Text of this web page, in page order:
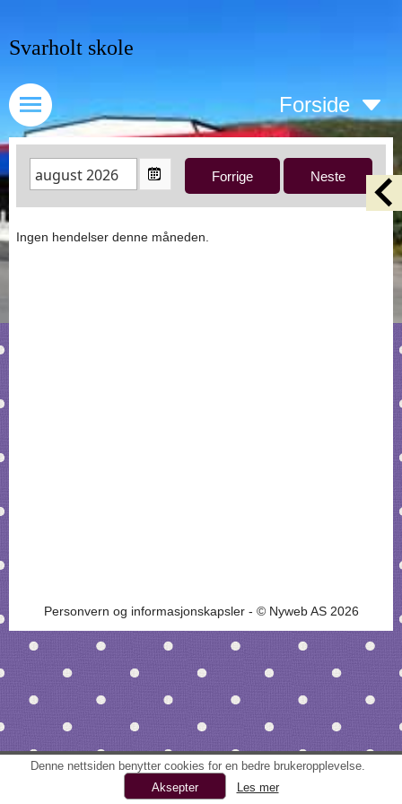
Svarholt skole
Forside
Ingen hendelser denne måneden.
Personvern og informasjonskapsler- © Nyweb AS 2026
Denne nettsiden benytter cookies for en bedre brukeropplevelse.
Les mer